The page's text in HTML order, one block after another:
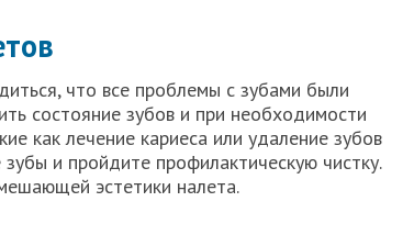
что все проблемы с зубами были
состояние зубов и при необходимости
как лечение кариеса или удаление зубов
и пройдите профилактическую чистку.
эстетики налета.